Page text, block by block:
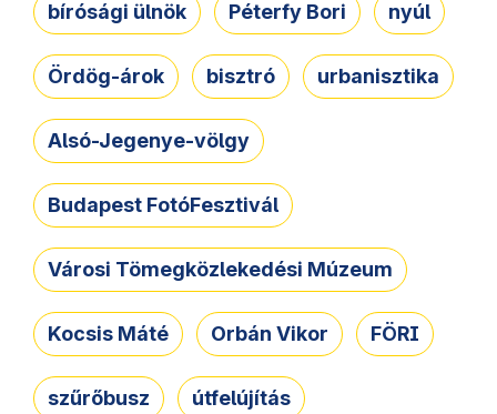
bírósági ülnök Péterfy Bori nyúl
Ördög-árok bisztró urbanisztika
Alsó-Jegenye-völgy
Budapest FotóFesztivál
Városi Tömegközlekedési Múzeum
Kocsis Máté Orbán Vikor FÖRI
szűrőbusz útfelújítás